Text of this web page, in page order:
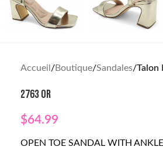
Accueil Boutique Sandales Talon
2763 OR
$64.99
OPEN TOE SANDAL WITH